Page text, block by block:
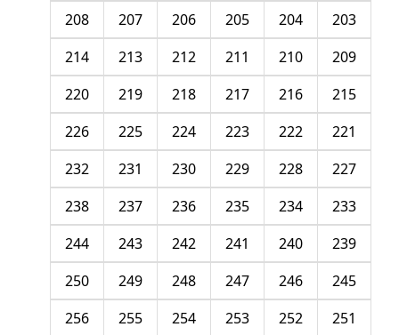
203
204
205
206
207
208
209
210
211
212
213
214
215
216
217
218
219
220
221
222
223
224
225
226
227
228
229
230
231
232
233
234
235
236
237
238
239
240
241
242
243
244
245
246
247
248
249
250
251
252
253
254
255
256